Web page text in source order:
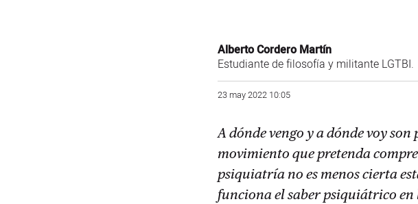
Alberto Cordero Martín
Estudiante de filosofía y militante LGTBI.
23 may 2022 10:05
A dónde vengo y a dónde voy
movimiento que pretenda
psiquiatría no es menos cierta
funciona el saber psiquiátrico